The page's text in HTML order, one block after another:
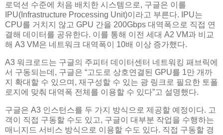
로덕션 수준에 처음 배치한 시스템으로, 구글은 이를
IPU(Infrastructure Processing Unit)이라고 부른다. IPU는
CPU를 거치지 않고 GPU 간을 200Gbps 대역폭으로 직접 연
결해 데이터를 공유한다. 이를 통해 이전 세대 A2 VM과 비교
해 A3 VM은 네트워크 대역폭이 10배 이상 증가했다.
A3 워크로드는 구글의 주피터 데이터센터 네트워킹 패브릭에
서 구동되는데, 구글은 “고도로 상호연결된 GPU를 1만 개까
지 확대할 수 있으며, 재구성할 수 있는 광 링크로 필요한 토폴
로지에 맞춰 대역폭 전체를 이용할 수 있다”고 설명했다.
구글은 A3 인스턴스를 두 가지 방식으로 제공할 예정이다. 고
객이 직접 구동할 수도 있고, 구글이 대부분 작업을 수행하는
매니지드 서비스 방식으로 이용할 수도 있다. 직접 구동할 경